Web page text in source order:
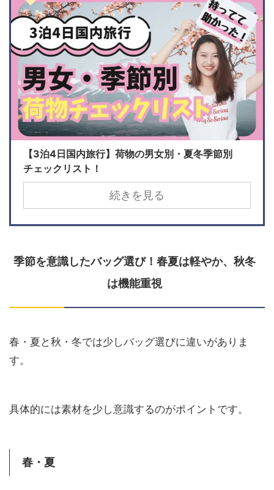
【3泊4日国内旅行】荷物の男女別・夏冬季節別
チェックリスト！
続きを見る
季節を意識したバッグ選び！春夏は軽やか、秋冬
は機能重視
春・夏と秋・冬では少しバッグ選びに違いがありま
す。
具体的には素材を少し意識するのがポイントです。
春・夏